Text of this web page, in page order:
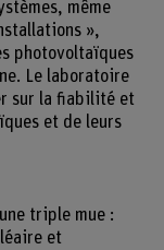
même
»,
photovoltaïques
Le laboratoire
sur la fiabilité et
et de leurs
triple mue :
et